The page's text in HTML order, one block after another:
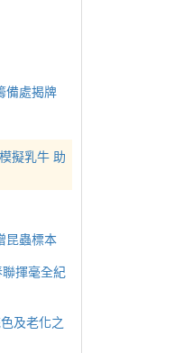
備處揭牌
擬乳牛 助
昆蟲標本
揮毫全紀
及老化之